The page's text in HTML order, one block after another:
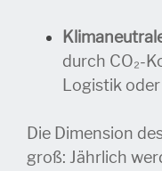
durch CO₂-
Logistik
Die Dimension
groß: Jährlich